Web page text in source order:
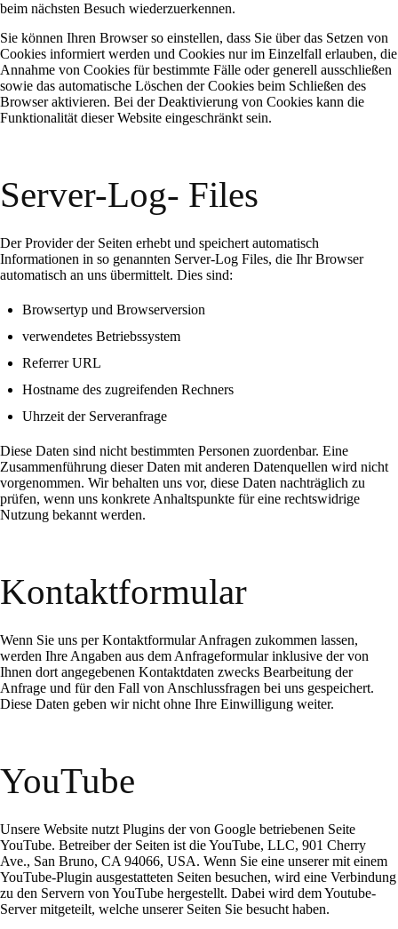
beim nächsten Besuch wiederzuerkennen.
Sie können Ihren Browser so einstellen, dass Sie über das Setzen von
Cookies informiert werden und Cookies nur im Einzelfall erlauben, die
Annahme von Cookies für bestimmte Fälle oder generell ausschließen
sowie das automatische Löschen der Cookies beim Schließen des
Browser aktivieren. Bei der Deaktivierung von Cookies kann die
Funktionalität dieser Website eingeschränkt sein.
Server-Log- Files
Der Provider der Seiten erhebt und speichert automatisch
Informationen in so genannten Server-Log Files, die Ihr Browser
automatisch an uns übermittelt. Dies sind:
Browsertyp und Browserversion
verwendetes Betriebssystem
Referrer URL
Hostname des zugreifenden Rechners
Uhrzeit der Serveranfrage
Diese Daten sind nicht bestimmten Personen zuordenbar. Eine
Zusammenführung dieser Daten mit anderen Datenquellen wird nicht
vorgenommen. Wir behalten uns vor, diese Daten nachträglich zu
prüfen, wenn uns konkrete Anhaltspunkte für eine rechtswidrige
Nutzung bekannt werden.
Kontaktformular
Wenn Sie uns per Kontaktformular Anfragen zukommen lassen,
werden Ihre Angaben aus dem Anfrageformular inklusive der von
Ihnen dort angegebenen Kontaktdaten zwecks Bearbeitung der
Anfrage und für den Fall von Anschlussfragen bei uns gespeichert.
Diese Daten geben wir nicht ohne Ihre Einwilligung weiter.
YouTube
Unsere Website nutzt Plugins der von Google betriebenen Seite
YouTube. Betreiber der Seiten ist die YouTube, LLC, 901 Cherry
Ave., San Bruno, CA 94066, USA. Wenn Sie eine unserer mit einem
YouTube-Plugin ausgestatteten Seiten besuchen, wird eine Verbindung
zu den Servern von YouTube hergestellt. Dabei wird dem Youtube-
Server mitgeteilt, welche unserer Seiten Sie besucht haben.